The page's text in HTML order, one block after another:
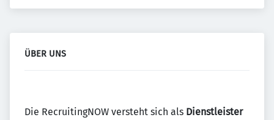
ÜBER UNS
Die RecruitingNOW versteht sich als Dienstleister